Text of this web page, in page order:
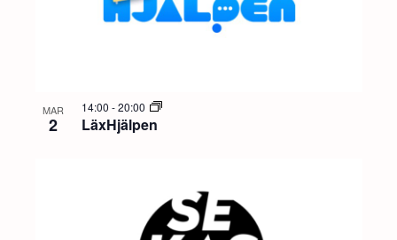
MAR
2 LäxHjälpen
14:00 -20:00